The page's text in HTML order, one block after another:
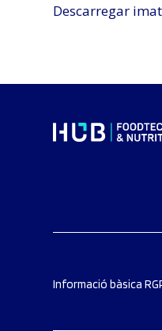
Descarregar
Informació bàsica